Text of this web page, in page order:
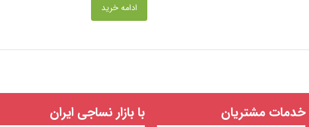
ادامه خرید
خدمات مشتریان با بازار نساجی ایران